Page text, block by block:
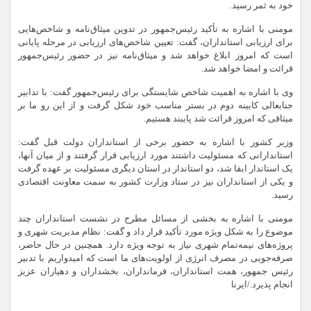
خود به ثمر رسید.
مومنی با اشاره به تأکید رئیس‌جمهور در تدوین میثاق‌نامه و شاخص‌هایی
برای ارزیابی استانداران، گفت: تعیین شاخص‌های ارزیابی در مرحله پایانی
است که امروز ابلاغ خواهد شد و میثاق‌نامه نیز در حضور رئیس‌جمهور
قرائت و امضا خواهد شد.
وی با اشاره به اهمیت شاخص شایستگی برای رئیس‌جمهور گفت: با تدابیر
جنابعالی کابینه دوم در بستر مناسب خود شکل گرفت و از این رو ما بر
میثاقی که امروز قرائت شد پایبند هستیم.
وزیر کشور با اشاره به حضور برخی از استانداران دولت قبل گفت:
استاندارانی که مسئولیت داشتند مورد ارزیابی قرار گرفتند و از میان آنها،
یک استاندار ابقا شد، دو استاندار در استان دیگری مسئولیت بر عهده گرفت
و یکی از استانداران نیز در ستاد وزارت کشور به سمت معاونت اقتصادی
رسید.
مومنی با اشاره به بخشی از مسائل مطرح در نشست استانداران چند
موضوع را به شکل ویژه مورد تأکید قرار داد و گفت: نظام مدیریت شهری و
پروژه‌های نیمه‌تمام شهری نیاز به توجه ویژه دارد. همچنین در حال حاضر،
صرفه‌جویی در مصرف انرژی از اولویت‌های ما است که امیدواریم با تدبیر
رئیس جمهور، همت استانداران، فرمانداران، بخشداران و دهیاران عزیز
انجام پذیرد./ایرنا